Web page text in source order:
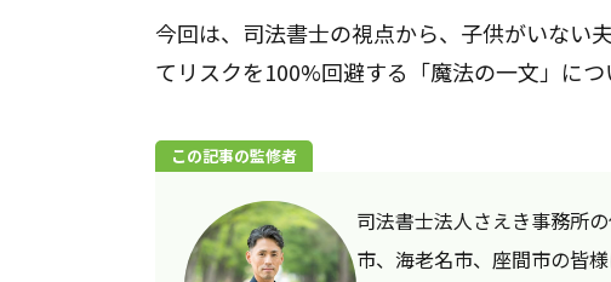
今回は、司法書士の視点から、子供がいない
てリスクを100%回避する「魔法の一文」につ
この記事の監修者
司法書士法人さえき事務所
市、海老名市、座間市の皆